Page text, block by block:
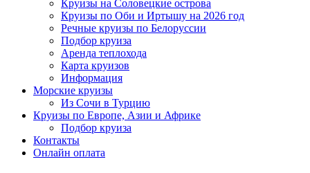
Круизы на Соловецкие острова
Круизы по Оби и Иртышу на 2026 год
Речные круизы по Белоруссии
Подбор круиза
Аренда теплохода
Карта круизов
Информация
Морские круизы
Из Сочи в Турцию
Круизы по Европе, Азии и Африке
Подбор круиза
Контакты
Онлайн оплата